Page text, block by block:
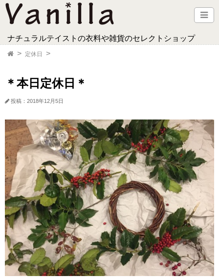
ナチュラルテイストの衣料や雑貨のセレクトショップ
定休日
＊本日定休日＊
投稿：2018年12月5日